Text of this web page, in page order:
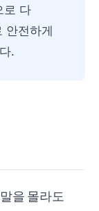
로 다
안전하게
.
을 몰라도